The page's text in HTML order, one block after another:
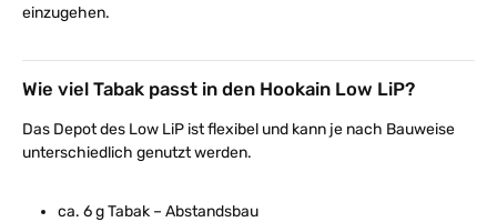
einzugehen.
Wie viel Tabak passt in den Hookain Low LiP?
Das Depot des Low LiP ist flexibel und kann je nach Bauweise
unterschiedlich genutzt werden.
ca. 6 g Tabak – Abstandsbau